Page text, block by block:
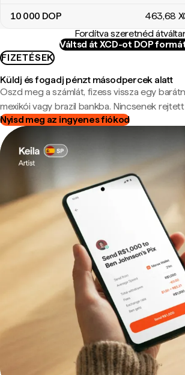
10 000 DOP 463,68
Fordítva szeretnéd
Váltsd át XCD-ot DOP
FIZETÉSEK
Küldj és fogadj pénzt másodpercek alatt
Oszd meg a számlát, fizess vissza egy
mexikói vagy brazil bankba. Nincsenek
Nyisd meg az ingyenes fiókod